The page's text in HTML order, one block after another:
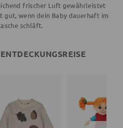
frischer Luft gewährleistet
gut, wenn dein Baby dauerhaft im
schläft.